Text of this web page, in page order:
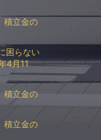
積立金の
困らない
4月11
積立金の
積立金の